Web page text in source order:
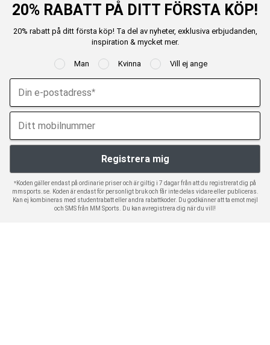
20% RABATT PÅ DITT FÖRSTA KÖP!
20% rabatt på ditt första köp! Ta del av nyheter, exklusiva erbjudanden,
inspiration & mycket mer.
Man Kvinna Vill ej ange
*Koden gäller endast på ordinarie priser och är giltig i 7 dagar från att du registrerat dig på
mmsports.se. Koden är endast för personligt bruk och får inte delas vidare eller publiceras.
Kan ej kombineras med studentrabatt eller andra rabattkoder. Du godkänner att ta emot mejl
och SMS från MM Sports. Du kan avregistrera dig när du vill!